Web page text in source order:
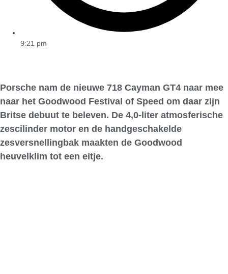
9:21 pm
Porsche nam de nieuwe 718 Cayman GT4 naar mee
naar het Goodwood Festival of Speed om daar zijn
Britse debuut te beleven. De 4,0-liter atmosferische
zescilinder motor en de handgeschakelde
zesversnellingbak maakten de Goodwood
heuvelklim tot een eitje.